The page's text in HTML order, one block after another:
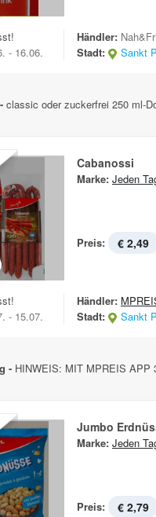
- 16.06.
Händler:
Stadt:
Sankt
classic oder zuckerfrei 250 ml-
Cabanossi
Marke: Jeden
Preis: € 2,49
- 15.07.
Händler:
Stadt:
Sankt
- HINWEIS: MIT MPREIS APP
Jumbo
Marke: Jeden
Preis: € 2,79